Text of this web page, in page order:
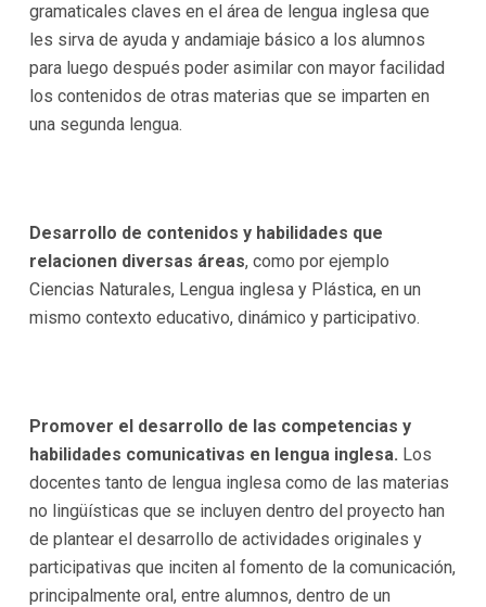
gramaticales claves en el área de lengua inglesa que
les sirva de ayuda y andamiaje básico a los alumnos
para luego después poder asimilar con mayor facilidad
los contenidos de otras materias que se imparten en
una segunda lengua.
Desarrollo de contenidos y habilidades que
relacionen diversas áreas, como por ejemplo
Ciencias Naturales, Lengua inglesa y Plástica, en un
mismo contexto educativo, dinámico y participativo.
Promover el desarrollo de las competencias y
habilidades comunicativas en lengua inglesa. Los
docentes tanto de lengua inglesa como de las materias
no lingüísticas que se incluyen dentro del proyecto han
de plantear el desarrollo de actividades originales y
participativas que inciten al fomento de la comunicación,
principalmente oral, entre alumnos, dentro de un